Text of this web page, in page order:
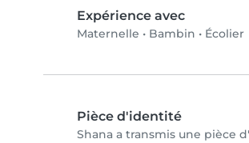
Expérience avec
Maternelle • Bambin • Écolier
Pièce d'identité
Shana a transmis une pièce